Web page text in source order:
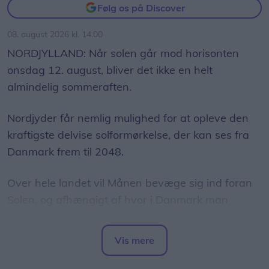
Følg os på Discover
08. august 2026 kl. 14.00
NORDJYLLAND: Når solen går mod horisonten
onsdag 12. august, bliver det ikke en helt
almindelig sommeraften.
Nordjyder får nemlig mulighed for at opleve den
kraftigste delvise solformørkelse, der kan ses fra
Danmark frem til 2048.
Over hele landet vil Månen bevæge sig ind foran
Vis mere